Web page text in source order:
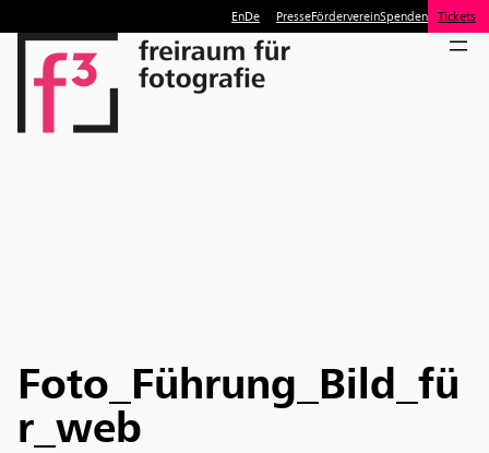
EnDe PresseFördervereinSpenden Tickets
Foto_Führung_Bild_fü
r_web